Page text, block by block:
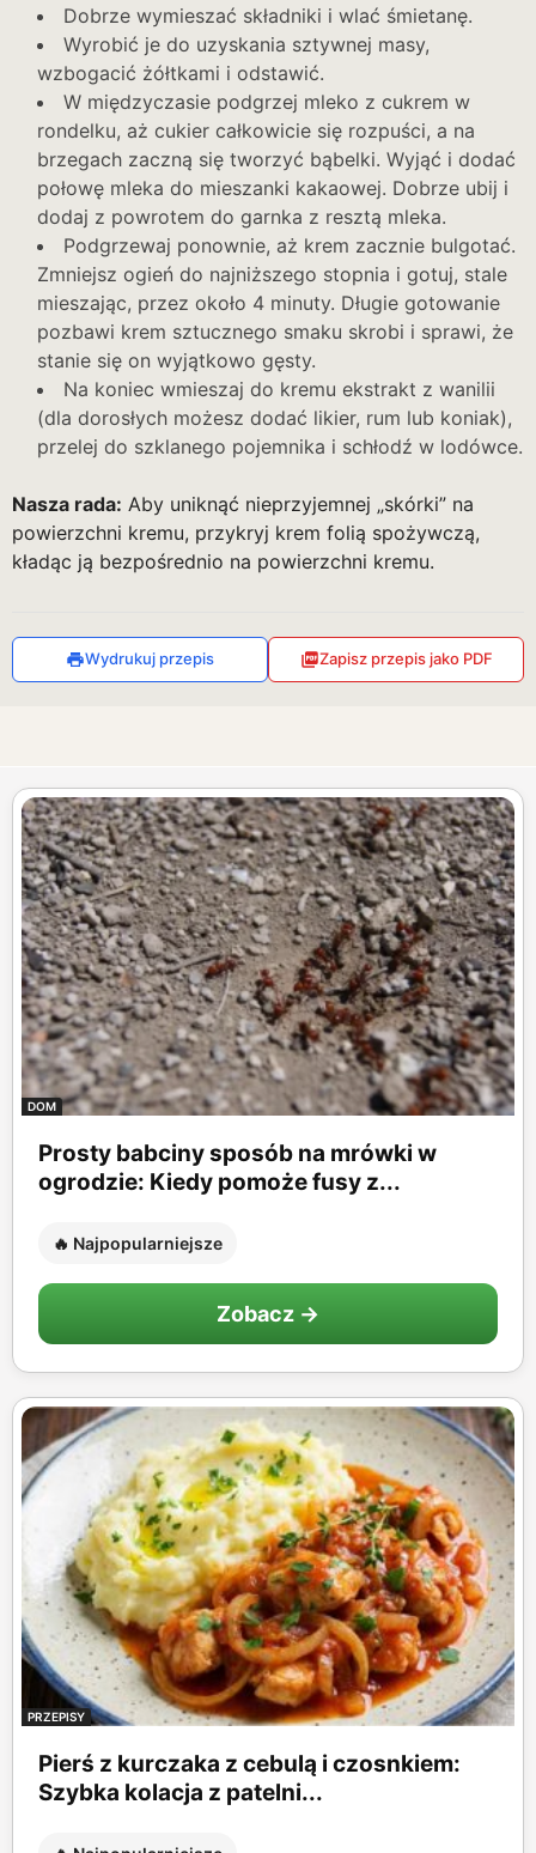
Dobrze wymieszać składniki i wlać śmietanę.
Wyrobić je do uzyskania sztywnej masy,
wzbogacić żółtkami i odstawić.
W międzyczasie podgrzej mleko z cukrem w
rondelku, aż cukier całkowicie się rozpuści, a na
brzegach zaczną się tworzyć bąbelki. Wyjąć i dodać
połowę mleka do mieszanki kakaowej. Dobrze ubij i
dodaj z powrotem do garnka z resztą mleka.
Podgrzewaj ponownie, aż krem zacznie bulgotać.
Zmniejsz ogień do najniższego stopnia i gotuj, stale
mieszając, przez około 4 minuty. Długie gotowanie
pozbawi krem sztucznego smaku skrobi i sprawi, że
stanie się on wyjątkowo gęsty.
Na koniec wmieszaj do kremu ekstrakt z wanilii
(dla dorosłych możesz dodać likier, rum lub koniak),
przelej do szklanego pojemnika i schłodź w lodówce.
Nasza rada: Aby uniknąć nieprzyjemnej „skórki” na
powierzchni kremu, przykryj krem folią spożywczą,
kładąc ją bezpośrednio na powierzchni kremu.
Wydrukuj przepis Zapisz przepis jako PDF
DOM
Prosty babciny sposób na mrówki w
ogrodzie: Kiedy pomoże fusy z...
🔥 Najpopularniejsze
Zobacz →
PRZEPISY
Pierś z kurczaka z cebulą i czosnkiem:
Szybka kolacja z patelni...